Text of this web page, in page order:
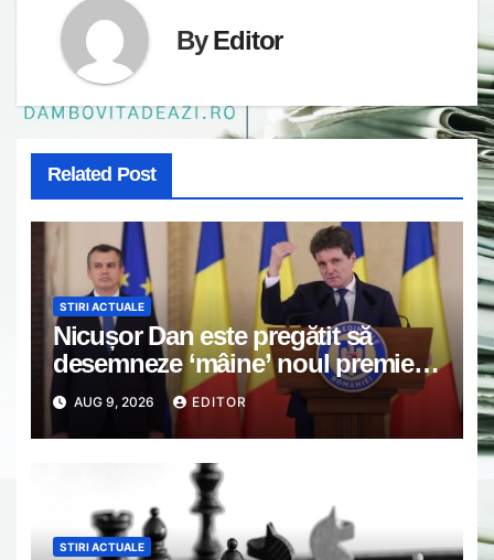
ByEditor
Related Post
STIRI ACTUALE
Nicușor Dan este pregătit să
desemneze ‘mâine’ noul premier,
anunță Eugen Tomac: Niciuna
dintre cele două propuneri nu are
majoritate
AUG 9, 2026 EDITOR
STIRI ACTUALE